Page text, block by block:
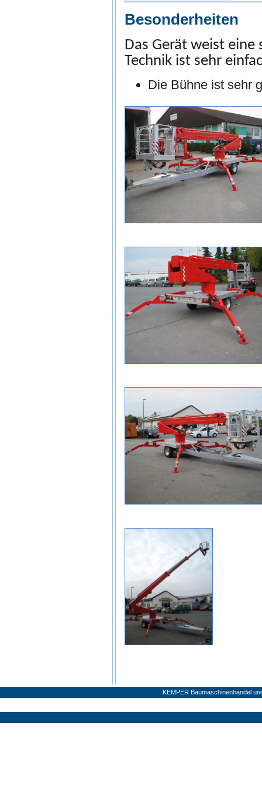
Besonderheiten
Das Gerät weist eine
Technik ist sehr
Die Bühne ist sehr
KEMPER Baumaschinenhandel